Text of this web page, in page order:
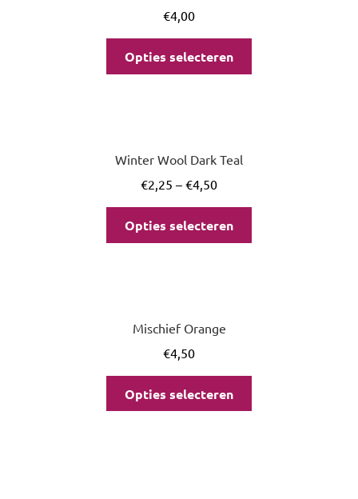
€4,00
Opties selecteren
Winter Wool Dark Teal
€2,25 – €4,50
Opties selecteren
Mischief Orange
€4,50
Opties selecteren